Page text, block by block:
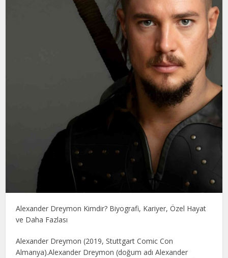
Alexander Dreymon Kimdir? Biyografi, Kariyer, Özel Hayat
ve Daha Fazlası
Alexander Dreymon (2019, Stuttgart Comic Con
Almanya).Alexander Dreymon (doğum adı Alexander